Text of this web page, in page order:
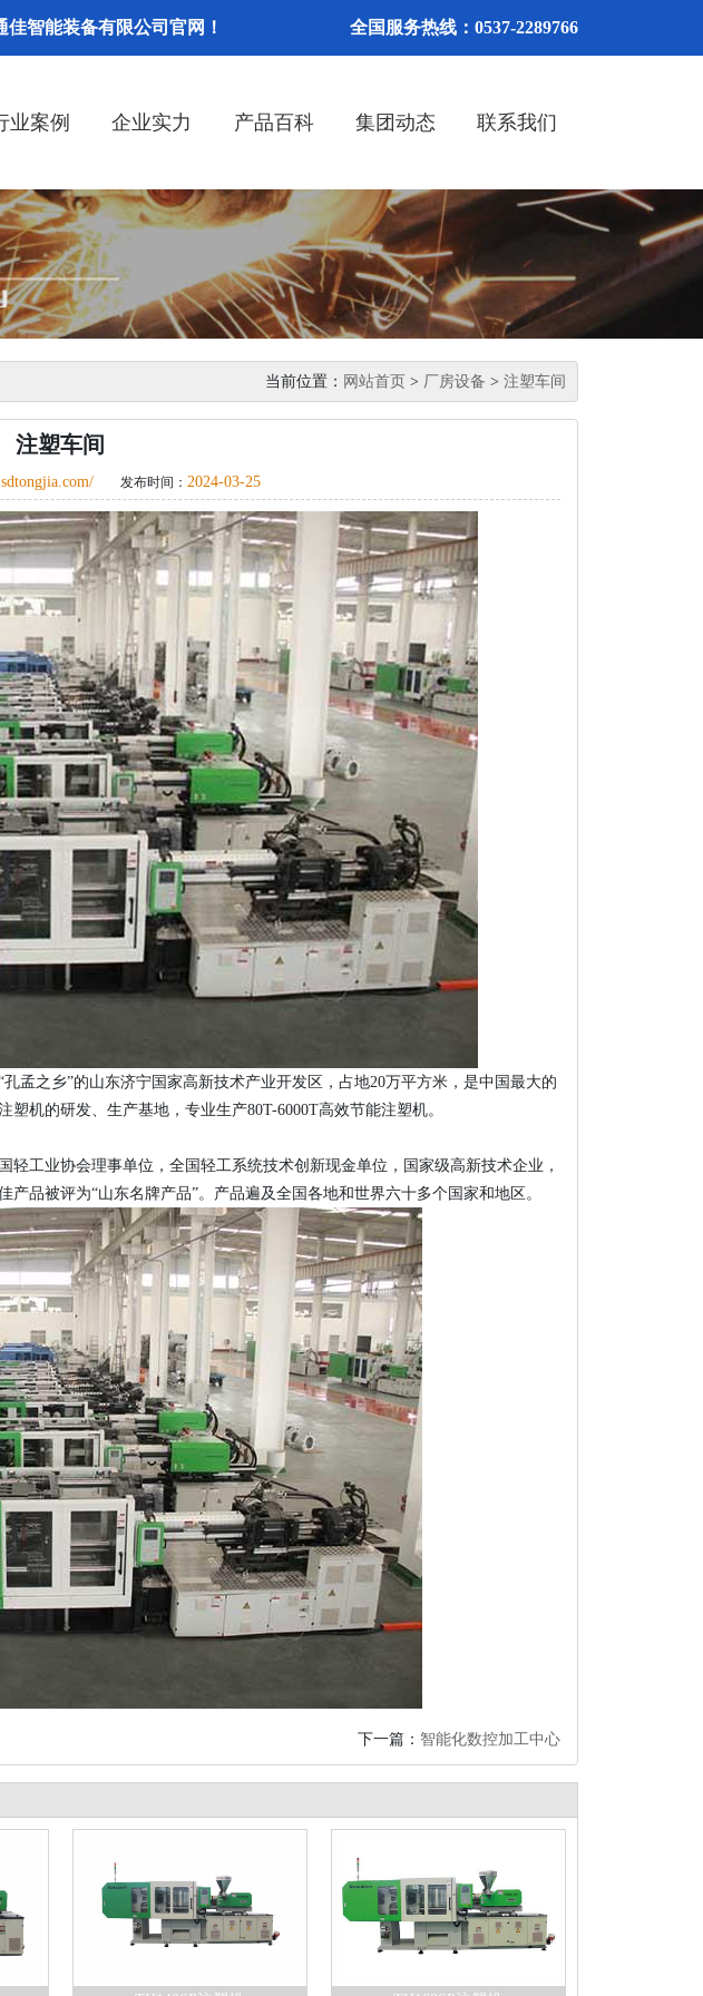
智能装备有限公司官网！ 全国服务热线：0537-2289766
业案例 企业实力 产品百科 集团动态 联系我们
当前位置： 网站首页 > 厂房设备 > 注塑车间
注塑车间
发布时间： 2024-03-25
孟之乡”的山东济宁国家高新技术产业开发区，占地20万平方米，是中国最大的
机的研发、生产基地，专业生产80T-6000T高效节能注塑机。
工业协会理事单位，全国轻工系统技术创新现金单位，国家级高新技术企业，
品被评为“山东名牌产品”。产品遍及全国各地和世界六十多个国家和地区。
下一篇： 智能化数控加工中心